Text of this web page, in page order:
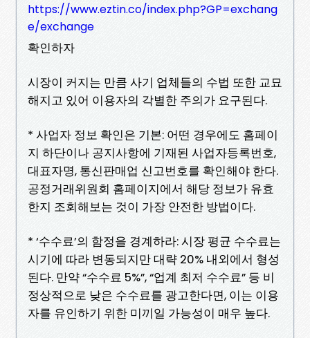
https://www.eztin.co/index.php?GP=exchang
e/exchange
확인하자
시장이 커지는 만큼 사기 업체들의 수법 또한 교묘
해지고 있어 이용자의 각별한 주의가 요구된다.
* 사업자 정보 확인은 기본: 어떤 경우에도 홈페이
지 하단이나 공지사항에 기재된 사업자등록번호,
대표자명, 통신판매업 신고번호를 확인해야 한다.
공정거래위원회 홈페이지에서 해당 정보가 유효
한지 조회해보는 것이 가장 안전한 방법이다.
* ‘수수료’의 함정을 경계하라: 시장 평균 수수료는
시기에 따라 변동되지만 대략 20% 내외에서 형성
된다. 만약 “수수료 5%”, “업계 최저 수수료” 등 비
정상적으로 낮은 수수료를 광고한다면, 이는 이용
자를 유인하기 위한 미끼일 가능성이 매우 높다.